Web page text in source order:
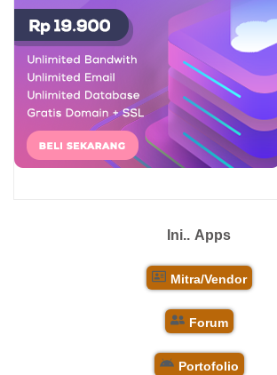
Ini.. Apps
Mitra/Vendor
Forum
Portofolio